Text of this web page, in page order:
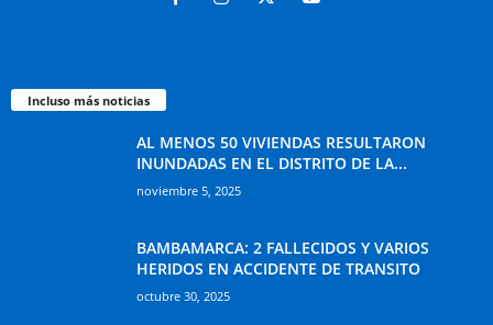
Incluso más noticias
AL MENOS 50 VIVIENDAS RESULTARON
INUNDADAS EN EL DISTRITO DE LA...
noviembre 5, 2025
BAMBAMARCA: 2 FALLECIDOS Y VARIOS
HERIDOS EN ACCIDENTE DE TRANSITO
octubre 30, 2025